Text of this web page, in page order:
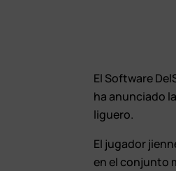
El Software
ha anunciado
liguero.
El jugador
en el conjunto